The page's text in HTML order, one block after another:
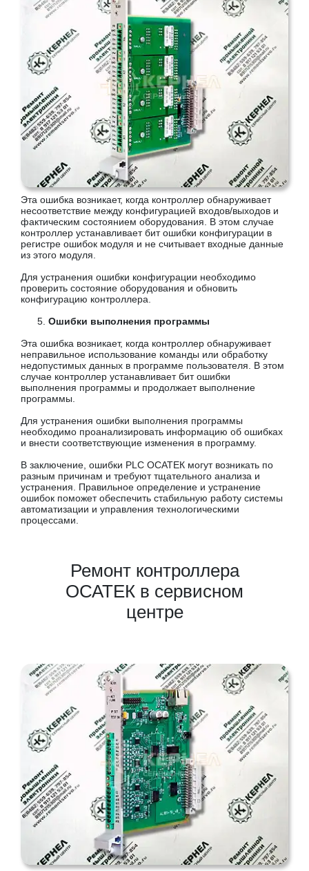
Эта ошибка возникает, когда контроллер обнаруживает
несоответствие между конфигурацией входов/выходов и
фактическим состоянием оборудования. В этом случае
контроллер устанавливает бит ошибки конфигурации в
регистре ошибок модуля и не считывает входные данные
из этого модуля.
Для устранения ошибки конфигурации необходимо
проверить состояние оборудования и обновить
конфигурацию контроллера.
Ошибки выполнения программы
Эта ошибка возникает, когда контроллер обнаруживает
неправильное использование команды или обработку
недопустимых данных в программе пользователя. В этом
случае контроллер устанавливает бит ошибки
выполнения программы и продолжает выполнение
программы.
Для устранения ошибки выполнения программы
необходимо проанализировать информацию об ошибках
и внести соответствующие изменения в программу.
В заключение, ошибки PLC ОСАТЕК могут возникать по
разным причинам и требуют тщательного анализа и
устранения. Правильное определение и устранение
ошибок поможет обеспечить стабильную работу системы
автоматизации и управления технологическими
процессами.
Ремонт контроллера
ОСАТЕК в сервисном
центре